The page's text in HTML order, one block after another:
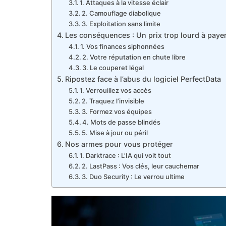
1. Attaques à la vitesse éclair
2. Camouflage diabolique
3. Exploitation sans limite
Les conséquences : Un prix trop lourd à
1. Vos finances siphonnées
2. Votre réputation en chute libre
3. Le couperet légal
Ripostez face à l’abus du logiciel PerfectData
1. Verrouillez vos accès
2. Traquez l’invisible
3. Formez vos équipes
4. Mots de passe blindés
5. Mise à jour ou péril
Nos armes pour vous protéger
1. Darktrace : L’IA qui voit tout
2. LastPass : Vos clés, leur cauchemar
3. Duo Security : Le verrou ultime